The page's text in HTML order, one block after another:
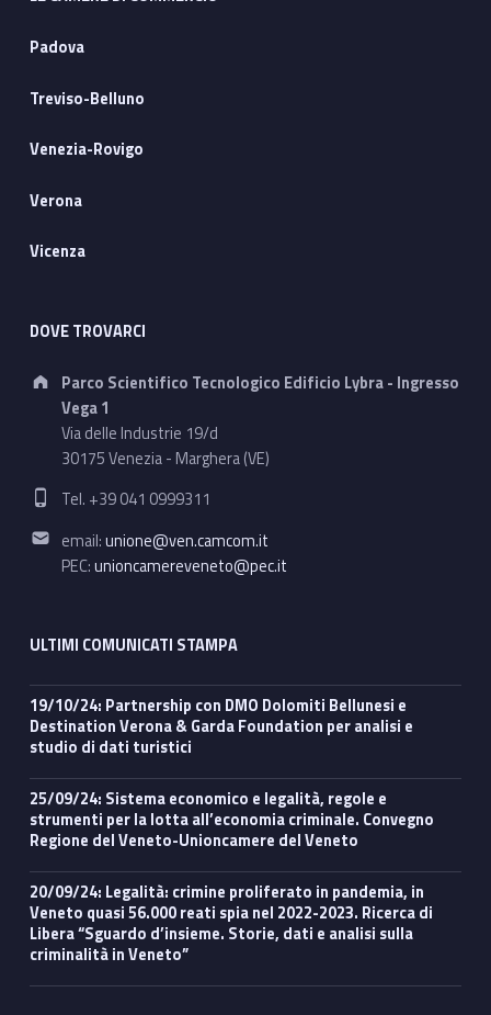
Padova
Treviso-Belluno
Venezia-Rovigo
Verona
Vicenza
DOVE TROVARCI
Address:
Parco Scientifico Tecnologico Edificio Lybra - Ingresso
Vega 1
Via delle Industrie 19/d
30175 Venezia - Marghera (VE)
Phone number:
Tel. +39 041 0999311
Email address:
email:unione@ven.camcom.it
PEC:unioncamereveneto@pec.it
ULTIMI COMUNICATI STAMPA
19/10/24: Partnership con DMO Dolomiti Bellunesi e
Destination Verona & Garda Foundation per analisi e
studio di dati turistici
25/09/24: Sistema economico e legalità, regole e
strumenti per la lotta all’economia criminale. Convegno
Regione del Veneto-Unioncamere del Veneto
20/09/24: Legalità: crimine proliferato in pandemia, in
Veneto quasi 56.000 reati spia nel 2022-2023. Ricerca di
Libera “Sguardo d’insieme. Storie, dati e analisi sulla
criminalità in Veneto”